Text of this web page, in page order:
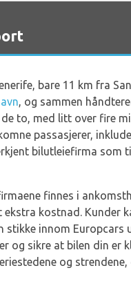
bare 11 km fra
, og sammen
to, med litt over fire
passasjerer,
bilutleiefirma som
finnes i
kostnad. Kunder
stikke innom Europcars
og sikre at bilen din er
og